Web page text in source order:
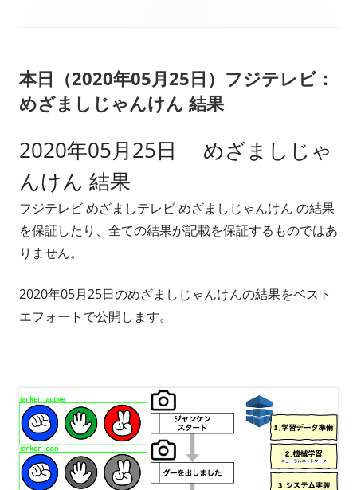
ー
本日（2020年05月25日）フジテレビ：
めざましじゃんけん 結果
2020年05月25日 めざましじゃ
んけん 結果
フジテレビ めざましテレビ めざましじゃんけん の結果
を保証したり、全ての結果が記載を保証するものではあ
りません。
2020年05月25日のめざましじゃんけんの結果をベスト
エフォートで公開します。